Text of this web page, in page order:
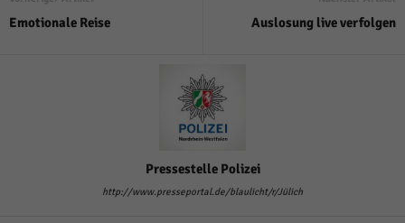
Emotionale Reise Auslosung live verfolgen
Pressestelle Polizei
http://www.presseportal.de/blaulicht/r/Jülich